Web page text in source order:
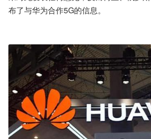
布了与华为合作5G的信息。